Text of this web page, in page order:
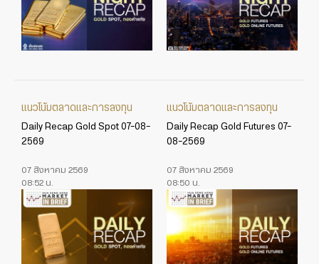
แนวโน้มตลาดและการลงทุน
Daily Recap Gold Spot 07-08-
2569
07 สิงหาคม 2569
08:52 น.
แนวโน้มตลาดและการลงทุน
Daily Recap Gold Futures 07-
08-2569
07 สิงหาคม 2569
08:50 น.